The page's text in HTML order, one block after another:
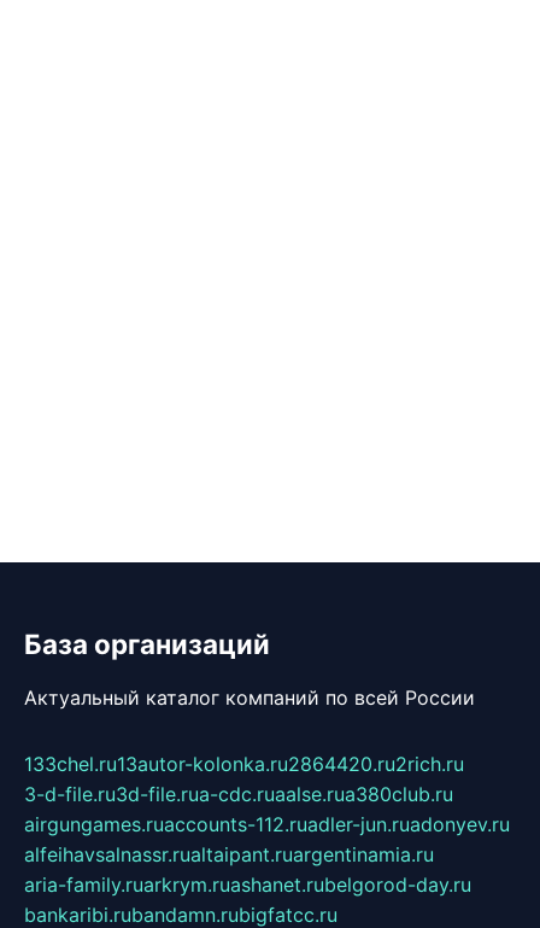
База организаций
Актуальный каталог компаний по всей России
133chel.ru13autor-kolonka.ru2864420.ru2rich.ru
3-d-file.ru3d-file.rua-cdc.ruaalse.rua380club.ru
airgungames.ruaccounts-112.ruadler-jun.ruadonyev.ru
alfeihavsalnassr.rualtaipant.ruargentinamia.ru
aria-family.ruarkrym.ruashanet.rubelgorod-day.ru
bankaribi.rubandamn.rubigfatcc.ru